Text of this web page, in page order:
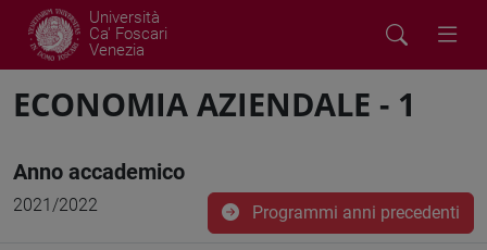
Università
Ca' Foscari
Venezia
ECONOMIA AZIENDALE - 1
Anno accademico
2021/2022 Programmi anni precedenti